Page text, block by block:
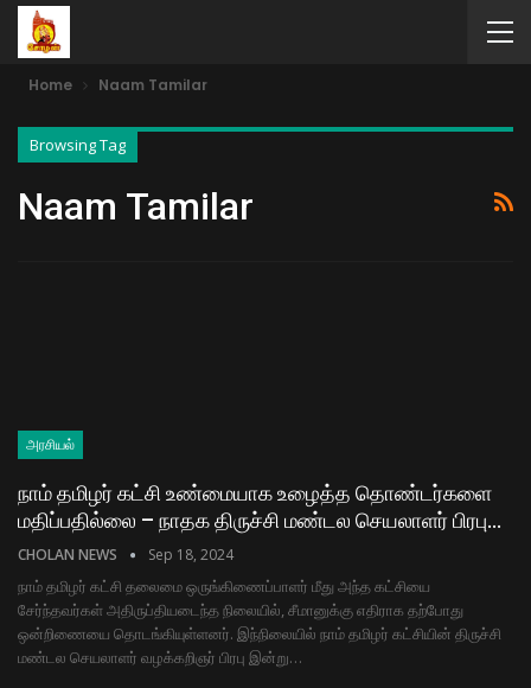
Home Naam Tamilar
Browsing Tag
Naam Tamilar
அரசியல்
நாம் தமிழர் கட்சி உண்மையாக உழைத்த தொண்டர்களை
மதிப்பதில்லை – நாதக திருச்சி மண்டல செயலாளர் பிரபு…
CHOLAN NEWS Sep 18, 2024
நாம் தமிழர் கட்சி தலைமை ஒருங்கிணைப்பாளர் மீது அந்த கட்சியை
சேர்ந்தவர்கள் அதிருப்தியடைந்த நிலையில், சீமானுக்கு எதிராக தற்போது
ஒன்றிணையை தொடங்கியுள்ளனர். இந்நிலையில் நாம் தமிழர் கட்சியின் திருச்சி
மண்டல செயலாளர் வழக்கறிஞர் பிரபு இன்று…